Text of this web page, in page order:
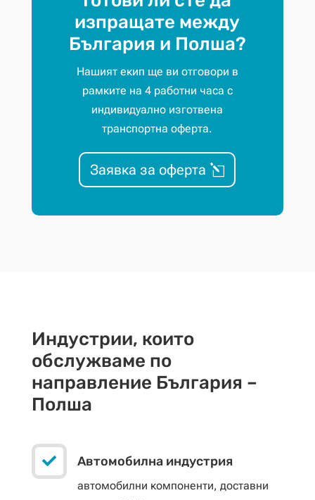
изпращате между
България и Полша?
Нашият екип ще ви отговори в
рамките на 4 работни часа с
индивидуално изготвена
транспортна оферта.
Заявка за оферта
Индустрии, които
обслужваме по
направление България –
Полша
 Автомобилна индустрия
автомобилни компоненти, доставни